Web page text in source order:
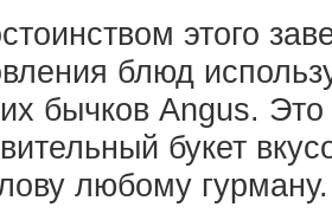
этого
блюд
бычков Angus.
букет
любому гурману.